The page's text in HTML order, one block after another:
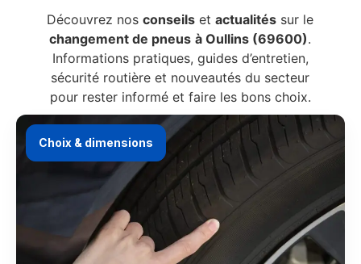
Découvrez nosconseils etactualités sur le
changement de pneus à Oullins (69600).
Informations pratiques, guides d’entretien,
sécurité routière et nouveautés du secteur
pour rester informé et faire les bons choix.
Choix & dimensions